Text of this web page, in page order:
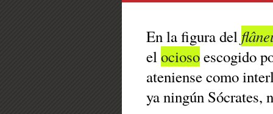
En la figura del
elociosoescogido
ateniense como
ya ningún Sócrates,